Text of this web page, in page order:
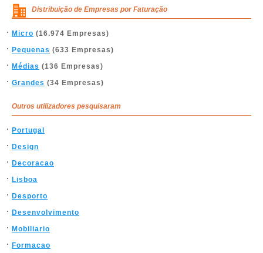
Distribuição de Empresas por Faturação
Micro (16.974 Empresas)
Pequenas (633 Empresas)
Médias (136 Empresas)
Grandes (34 Empresas)
Outros utilizadores pesquisaram
Portugal
Design
Decoracao
Lisboa
Desporto
Desenvolvimento
Mobiliario
Formacao